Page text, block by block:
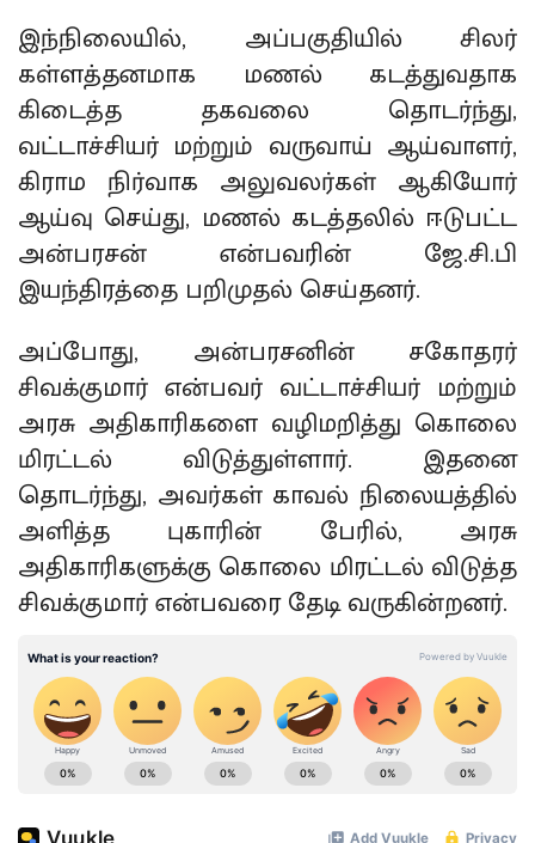
இந்நிலையில், அப்பகுதியில் சிலர்
கள்ளத்தனமாக மணல் கடத்துவதாக
கிடைத்த தகவலை தொடர்ந்து,
வட்டாச்சியர் மற்றும் வருவாய் ஆய்வாளர்,
கிராம நிர்வாக அலுவலர்கள் ஆகியோர்
ஆய்வு செய்து, மணல் கடத்தலில் ஈடுபட்ட
அன்பரசன் என்பவரின் ஜே.சி.பி
இயந்திரத்தை பறிமுதல் செய்தனர்.
அப்போது, அன்பரசனின் சகோதரர்
சிவக்குமார் என்பவர் வட்டாச்சியர் மற்றும்
அரசு அதிகாரிகளை வழிமறித்து கொலை
மிரட்டல் விடுத்துள்ளார். இதனை
தொடர்ந்து, அவர்கள் காவல் நிலையத்தில்
அளித்த புகாரின் பேரில், அரசு
அதிகாரிகளுக்கு கொலை மிரட்டல் விடுத்த
சிவக்குமார் என்பவரை தேடி வருகின்றனர்.